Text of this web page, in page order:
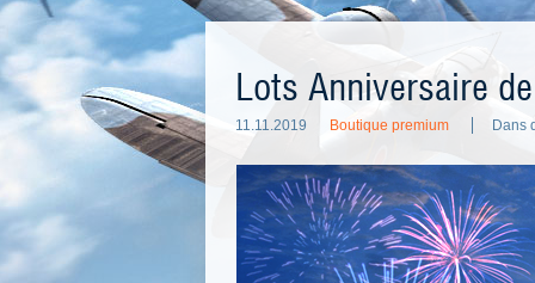
Lots Anniversaire
11.11.2019 Boutique premium Dans